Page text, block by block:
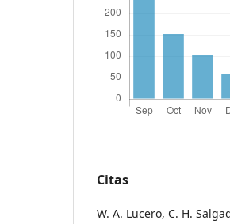
Citas
W. A. Lucero, C. H.